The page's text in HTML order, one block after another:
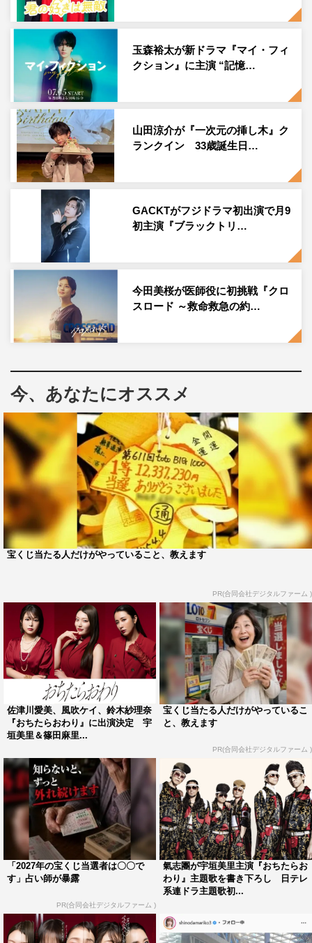
子。二人の再会をきっかけに、穏やかな日常は静かに崩れ
始めていく。
脚本を手がけるのは、『大奥』シリーズや『ラスト・フレ
ンズ』で人間の欲望や愛憎を丁寧に描いてきた浅野妙子。
きらびやかな日常の裏に潜む、醜くも美しい人間関係の崩
壊を、リアルかつスリリングに描き出す。
宇垣美里 コメント
◆本作へのオファーを受けた際の思いをお聞かせくださ
原作の『おちたらおわり』を以前から読んでいたので、
「あの作品がドラマ化されるんだ！」という驚きと楽しみ
な気持ちが一番にありました。
同時に、原作が持つ圧倒的なパワーや、絵の力で表現され
ている人間模様の中で生まれる情念を、どうすれば生身の
人間がそのまま伝えることができるのだろうか……と、正
読んでいた主人公の明日海ちゃんを演じられることを非常
に光栄に感じています。
◆ご自身が演じられる役の印象は？
月島明日海は、念願のタワーマンションを家族で手に入
れ、引っ越してきたばかりの女性です。ですが、娘が幼稚
園に通い始めると、そこには過酷な人間関係が待ってい
て……。さらに最上階にはかつての因縁の相手が住んでい
るという、非常に“不憫な”状況に置かれています。
ただ、彼女は周囲に翻弄されながらも「ここだけは曲げら
ところもありますが、その譲れない信念を持っている姿が
とても格好良い。どんなにつらい状況に陥っても、人間と
しての誇りを失わない高潔な彼女を、丁寧に演じていきた
いです。
◆視聴者やファンへのメッセージをお願いします。
“タワマン・ママ友バトル”。子供が同い年、住んでいる場
所が同じ、という共通点のあまりない関係性から生まれ
る、ママ友同士の目に見える闘い、そして目に見えない心
理戦が繰り広げられます。
ぜひ、その様子をハラハラドキドキしながら楽しんでいた
だきたいです。「自分にもこういうところがあるかも」と
共感したり、角度を変えて見ることで「自分もこうすれば
上手くやれるかも」と自分自身に置き換えて見ることがで
きる作品でもあります。ぜひ、最後まで楽しんでいただけ
篠田麻里子 コメント
玉森裕太が新ドラマ『マイ・フィ
クション』に主演 “記憶…
山田涼介が『一次元の挿し木』ク
ランクイン 33歳誕生日…
GACKTがフジドラマ初出演で月9
初主演『ブラックトリ…
今田美桜が医師役に初挑戦『クロ
スロード ～救命救急の約…
今、あなたにオススメ
宝くじ当たる人だけがやっていること、教えます
PR(合同会社デジタルファーム )
佐津川愛美、風吹ケイ、鈴木紗理奈
『おちたらおわり』に出演決定 宇
垣美里＆篠田麻里...
宝くじ当たる人だけがやっているこ
と、教えます
PR(合同会社デジタルファーム )
「2027年の宝くじ当選者は〇〇で
す」占い師が暴露
PR(合同会社デジタルファーム )
氣志團が宇垣美里主演『おちたらお
わり』主題歌を書き下ろし 日テレ
系連ドラ主題歌初...